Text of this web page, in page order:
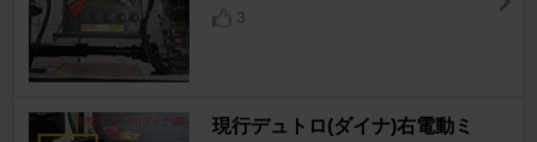
3
現行デュトロ(ダイナ)右電動ミ